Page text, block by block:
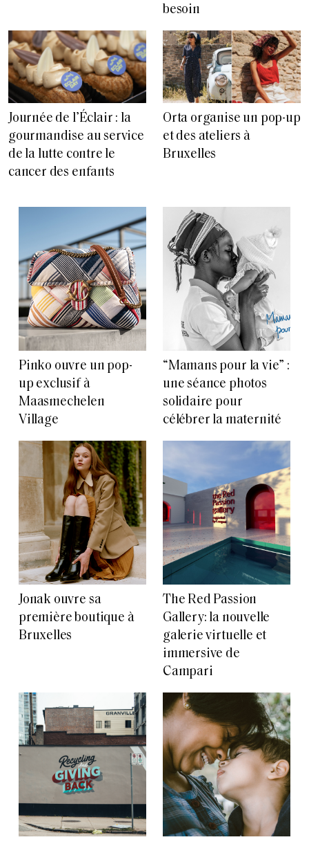
besoin
Journée de l’Éclair : la
gourmandise au service
de la lutte contre le
cancer des enfants
Orta organise un pop-up
et des ateliers à
Bruxelles
Pinko ouvre un pop-
up exclusif à
Maasmechelen
Village
“Mamans pour la vie” :
une séance photos
solidaire pour
célébrer la maternité
Jonak ouvre sa
première boutique à
Bruxelles
The Red Passion
Gallery: la nouvelle
galerie virtuelle et
immersive de
Campari